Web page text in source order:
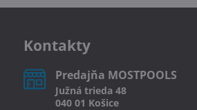
Kontakty
Predajňa MOSTPOOLS
Južná trieda 48
040 01 Košice